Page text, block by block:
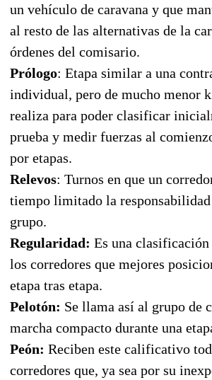
un vehículo de caravana y que
al resto de las alternativas de la
órdenes del comisario.
Prólogo: Etapa similar a una
individual, pero de mucho menor
realiza para poder clasificar
prueba y medir fuerzas al
por etapas.
Relevos: Turnos en que un
tiempo limitado la
grupo.
Regularidad: Es una clasificación
los corredores que mejores
etapa tras etapa.
Pelotón: Se llama así al grupo de
marcha compacto durante una
Peón: Reciben este calificativo
corredores que, ya sea por su